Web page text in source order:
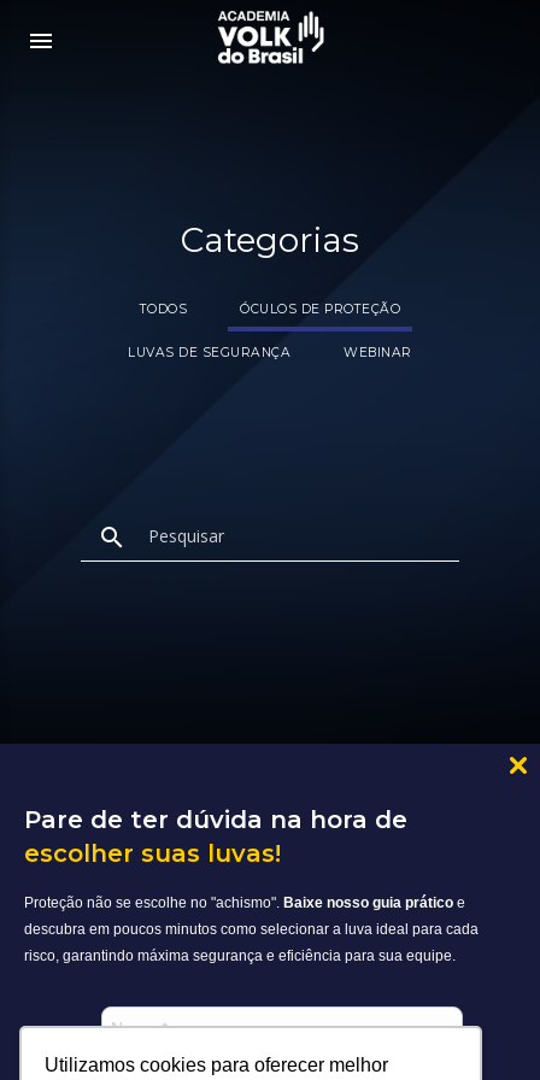
Pare de ter dúvida na hora de
escolher suas luvas!
Proteção não se escolhe no "achismo". Baixe nosso guia prático e
descubra em poucos minutos como selecionar a luva ideal para cada
risco, garantindo máxima segurança e eficiência para sua equipe.
Utilizamos cookies para oferecer melhor
menu
Categorias
TODOS ÓCULOS DE PROTEÇÃO
LUVAS DE SEGURANÇA WEBINAR
search